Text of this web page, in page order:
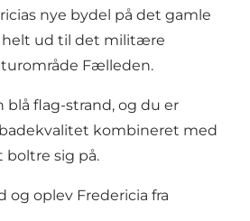
nye bydel på det gamle
helt ud til det militære
Fælleden.
blå flag-strand, og du er
kombineret med
boltre sig på.
og oplev Fredericia fra